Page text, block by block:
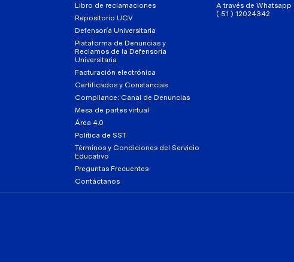
Libro de reclamaciones
Repositorio UCV
Defensoría Universitaria
Plataforma de Denuncias y
Reclamos de la Defensoría
Universitaria
Facturación electrónica
Certificados y Constancias
Compliance: Canal de Denuncias
Mesa de partes virtual
Área 4.0
Política de SST
Términos y Condiciones del Servicio
Educativo
Preguntas Frecuentes
Contáctanos
A través de Whatsapp
( 51 ) 12024342